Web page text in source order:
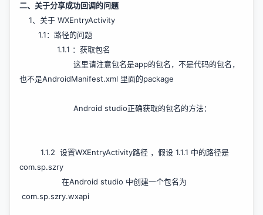
二、关于分享成功回调的问题
1、关于 WXEntryActivity
1.1：路径的问题
1.1.1 ：获取包名
这里请注意包名是app的包名，不是代码的包名，
也不是AndroidManifest.xml 里面的package
Android studio正确获取的包名的方法：
1.1.2 设置WXEntryActivity路径 ，假设 1.1.1 中的路径是
com.sp.szry
在Android studio 中创建一个包名为
com.sp.szry.wxapi